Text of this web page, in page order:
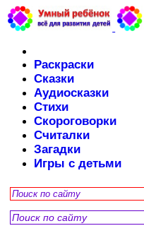
Раскраски
Сказки
Аудиосказки
Стихи
Скороговорки
Считалки
Загадки
Игры с детьми